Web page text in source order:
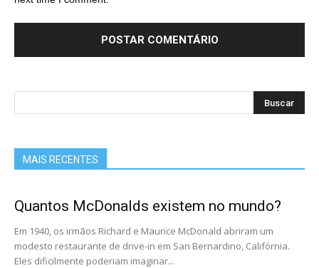
MAIS RECENTES
Quantos McDonalds existem no mundo?
Em 1940, os irmãos Richard e Maurice McDonald abriram um
modesto restaurante de drive-in em San Bernardino, Califórnia.
Eles dificilmente poderiam imaginar...